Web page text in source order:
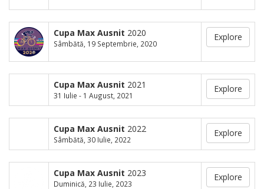
Cupa Max Ausnit 2020
Sâmbătă, 19 Septembrie, 2020
Explore
Cupa Max Ausnit 2021
31 Iulie - 1 August, 2021
Explore
Cupa Max Ausnit 2022
Sâmbătă, 30 Iulie, 2022
Explore
Cupa Max Ausnit 2023
Duminică, 23 Iulie, 2023
Explore